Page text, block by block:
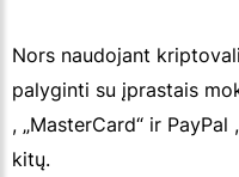
Nors naudojant
palyginti su įprastais
, „MasterCard“ ir
kitų.